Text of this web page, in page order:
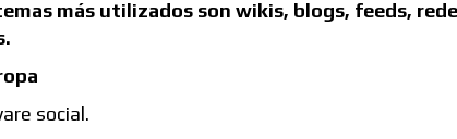
más utilizados son wikis, blogs, feeds,
social.